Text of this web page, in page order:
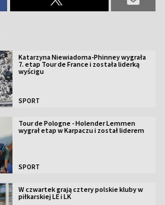
Katarzyna Niewiadoma-Phinney wygrała
7. etap Tour de France i została liderką
wyścigu
SPORT
Tour de Pologne - Holender Lemmen
wygrał etap w Karpaczu i został liderem
SPORT
W czwartek grają cztery polskie kluby w
piłkarskiej LE i LK